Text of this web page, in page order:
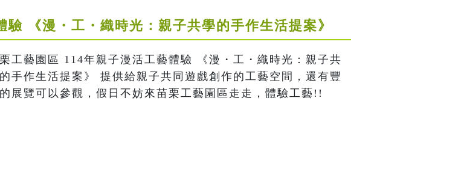
《漫・工・織時光：親子共學的手作生活提案》
工藝園區 114年親子漫活工藝體驗 《漫・工・織時光：親子共
手作生活提案》 提供給親子共同遊戲創作的工藝空間，還有豐
展覽可以參觀，假日不妨來苗栗工藝園區走走，體驗工藝!!